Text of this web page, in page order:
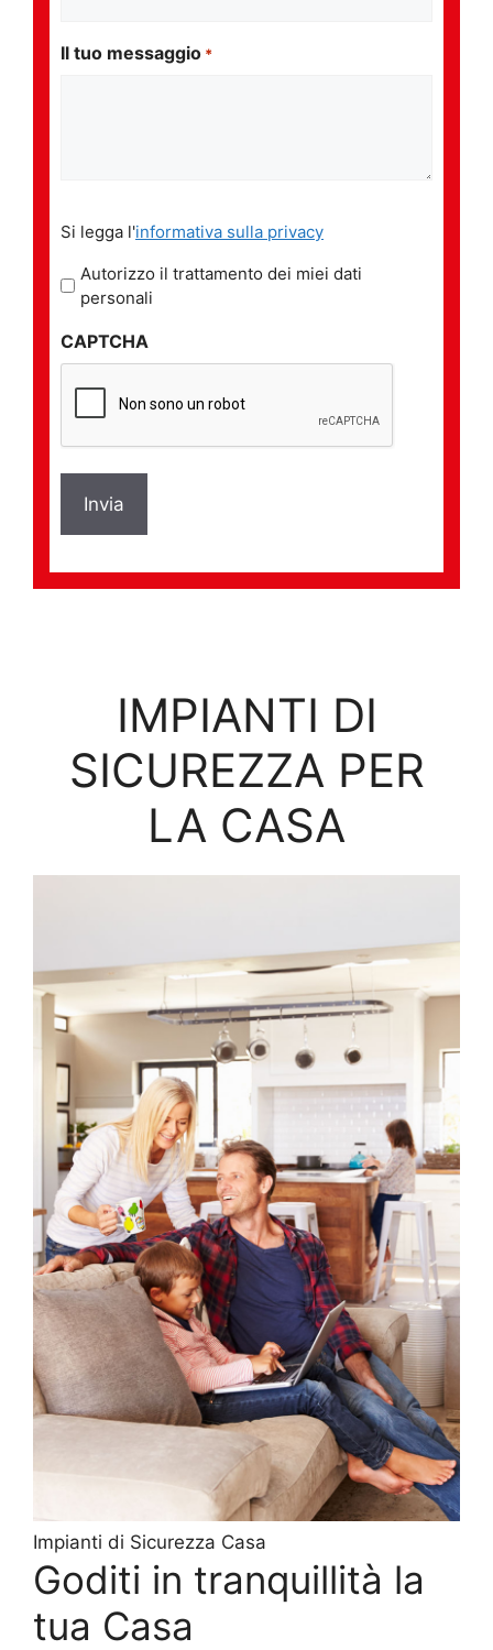
Il tuo messaggio *
legga
l'informativa
sulla
*
Si legga l'informativa sulla privacy
Autorizzo il trattamento dei miei dati
personali
CAPTCHA
IMPIANTI DI
SICUREZZA PER
LA CASA
Impianti di Sicurezza Casa
Goditi in tranquillità la
tua Casa